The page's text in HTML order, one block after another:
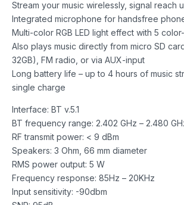
Stream your music wirelessly, signal reach
Integrated microphone for handsfree
Multi-color RGB LED light effect with 5
Also plays music directly from micro SD
32GB), FM radio, or via AUX-input
Long battery life – up to 4 hours of music
single charge
Interface: BT v.5.1
BT frequency range: 2.402 GHz – 2.480
RF transmit power: < 9 dBm
Speakers: 3 Ohm, 66 mm diameter
RMS power output: 5 W
Frequency response: 85Hz – 20KHz
Input sensitivity: -90dbm